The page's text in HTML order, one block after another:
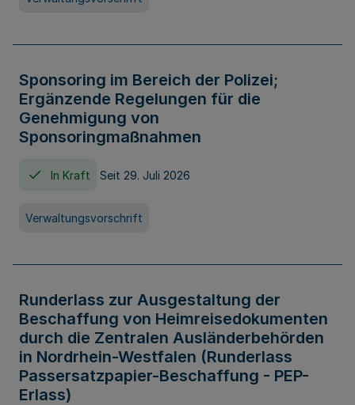
Sponsoring im Bereich der Polizei;
Ergänzende Regelungen für die
Genehmigung von
Sponsoringmaßnahmen
In Kraft Seit 29. Juli 2026
Verwaltungsvorschrift
Runderlass zur Ausgestaltung der
Beschaffung von Heimreisedokumenten
durch die Zentralen Ausländerbehörden
in Nordrhein-Westfalen (Runderlass
Passersatzpapier-Beschaffung - PEP-
Erlass)